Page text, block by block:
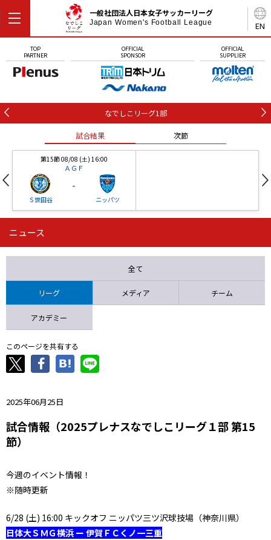
EN
一般社団法人日本女子サッカーリーグ
Japan Women's Football League
TOP
PARTNER
OFFICIAL
SPONSOR
OFFICIAL
SUPPLIER
なでしこリーグ1部
試合結果 次節
第15節 08/08 (土) 16:00
ＡＧＦ
Ｓ世田谷
-
ニッパツ
第16節 09/05 (土) 15:00
ニッパツ 石人の星
ニュース
全て
リーグ メディア チーム
アカデミー
このページを共有する
2025年06月25日
試合情報（2025プレナスなでしこリーグ１部 第15
節）
今週のイベント情報！
※随時更新
6/28 (土) 16:00 キックオフ ニッパツ三ツ沢球技場（神奈川県）
日体大ＳＭＧ横浜 ー 伊賀ＦＣくノ一三重